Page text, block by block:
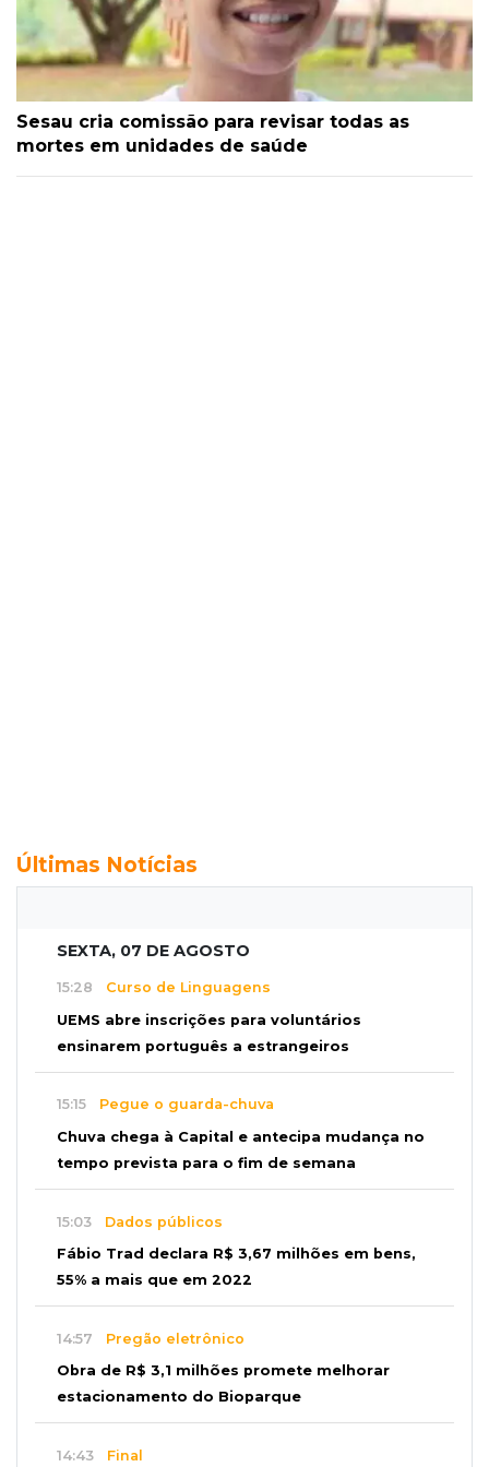
Sesau cria comissão para revisar todas as
mortes em unidades de saúde
Últimas Notícias
SEXTA, 07 DE AGOSTO
15:28 Curso de Linguagens
UEMS abre inscrições para voluntários
ensinarem português a estrangeiros
15:15 Pegue o guarda-chuva
Chuva chega à Capital e antecipa mudança no
tempo prevista para o fim de semana
15:03 Dados públicos
Fábio Trad declara R$ 3,67 milhões em bens,
55% a mais que em 2022
14:57 Pregão eletrônico
Obra de R$ 3,1 milhões promete melhorar
estacionamento do Bioparque
14:43 Final